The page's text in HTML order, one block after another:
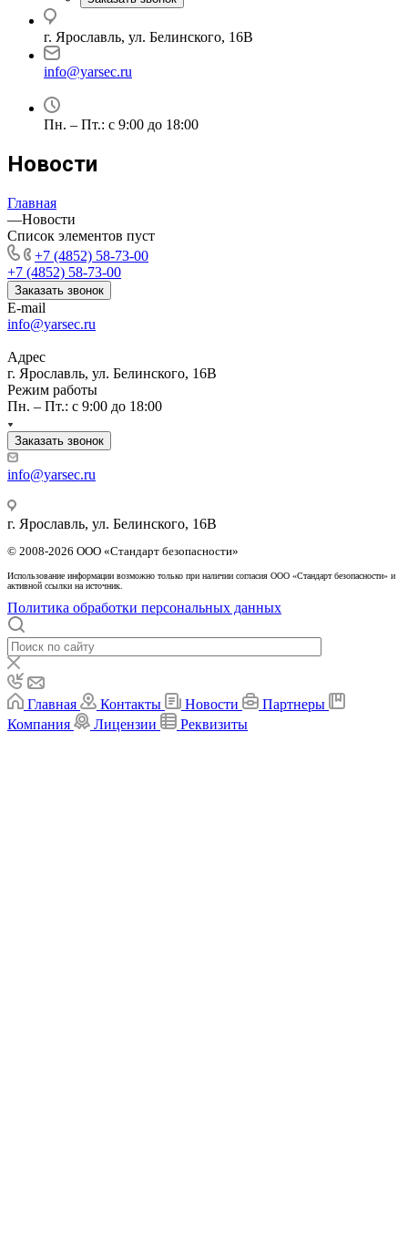
г. Ярославль, ул. Белинского, 16В
info@yarsec.ru
Пн. – Пт.: с 9:00 до 18:00
Новости
Главная
—Новости
Список элементов пуст
+7 (4852) 58-73-00
+7 (4852) 58-73-00
Заказать звонок
E-mail
info@yarsec.ru
Адрес
г. Ярославль, ул. Белинского, 16В
Режим работы
Пн. – Пт.: с 9:00 до 18:00
Заказать звонок
info@yarsec.ru
г. Ярославль, ул. Белинского, 16В
© 2008-2026 ООО «Стандарт безопасности»
Использование информации возможно только при наличии согласия ООО «Стандарт безопасности» и
активной ссылки на источник.
Политика обработки персональных данных
Главная Контакты Новости
Партнеры
Компания
Лицензии Реквизиты